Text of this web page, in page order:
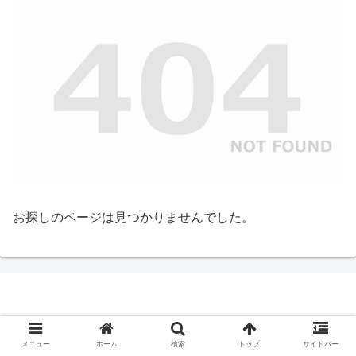
お探しのページは見つかりませんでした。
© 2020-2026 車中泊女子動画速報.
メニュー ホーム 検索 トップ サイドバー